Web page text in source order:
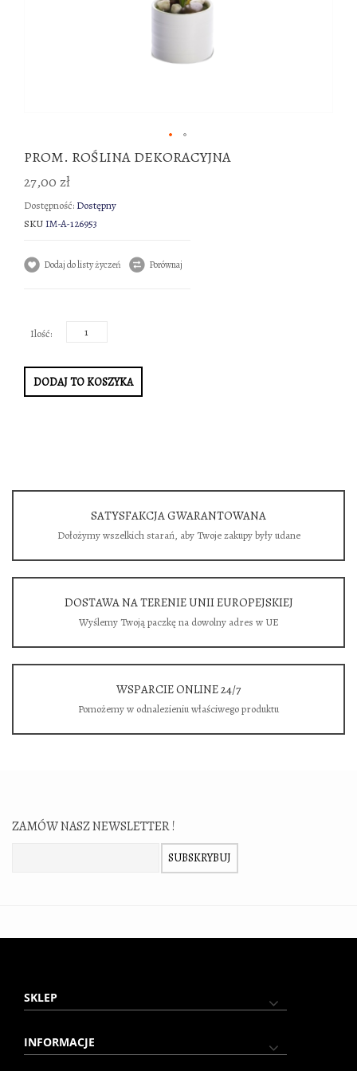
Przejdź
początek
galerii
PROM. ROŚLINA DEKORACYJNA
27,00 zł
Dostępność: Dostępny
SKU IM-A-126953
Dodaj do listy życzeń Porównaj
Ilość:
DODAJ TO KOSZYKA
SATYSFAKCJA GWARANTOWANA
Dołożymy wszelkich starań, aby Twoje zakupy były udane
DOSTAWA NA TERENIE UNII EUROPEJSKIEJ
Wyślemy Twoją paczkę na dowolny adres w UE
WSPARCIE ONLINE 24/7
Pomożemy w odnalezieniu właściwego produktu
ZAMÓW NASZ NEWSLETTER !
SUBSKRYBUJ
SKLEP
INFORMACJE